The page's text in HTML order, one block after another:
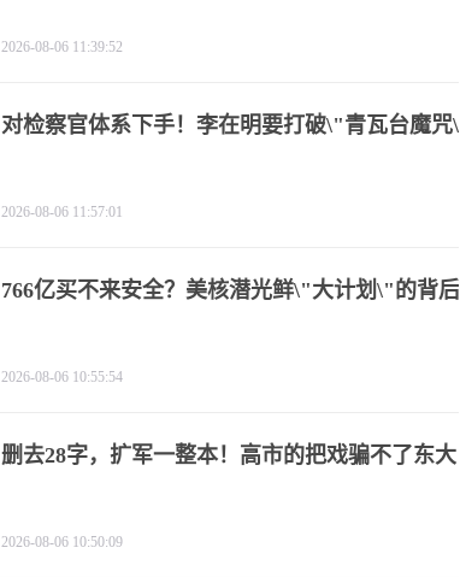
2026-08-06 11:39:52
对检察官体系下手！李在明要打破\"青瓦台魔咒\"
2026-08-06 11:57:01
766亿买不来安全？美核潜光鲜\"大计划\"的背后
2026-08-06 10:55:54
删去28字，扩军一整本！高市的把戏骗不了东大
2026-08-06 10:50:09